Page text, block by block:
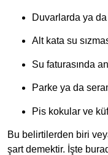
Duvarlarda ya
Alt kata su
Su faturasında
Parke ya da
Pis kokular ve
Bu belirtilerden biri
şart demektir. İşte